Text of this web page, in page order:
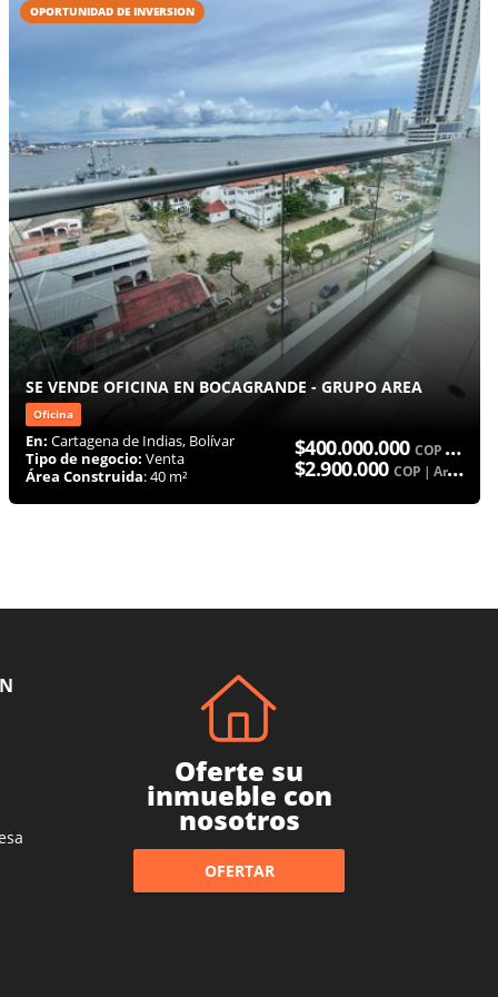
OPORTUNIDAD DE INVERSION
SE VENDE OFICINA EN BOCAGRANDE - GRUPO AREA
Oficina
En: Cartagena de Indias, Bolívar
Tipo de negocio: Venta
Área Construida: 40 m²
$400.000.000 COP | Venta
$2.900.000 COP | Arriendo
Oferte su
inmueble con
nosotros
OFERTAR